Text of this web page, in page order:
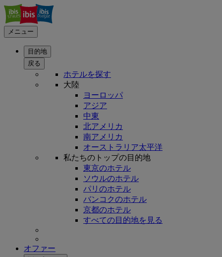
メニュー
目的地
戻る
ホテルを探す
大陸
ヨーロッパ
アジア
中東
北アメリカ
南アメリカ
オーストラリア太平洋
私たちのトップの目的地
東京のホテル
ソウルのホテル
パリのホテル
バンコクのホテル
京都のホテル
すべての目的地を見る
オファー